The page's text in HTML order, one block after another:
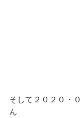
そして２０２０・
ん